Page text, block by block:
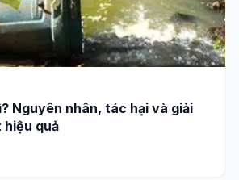
Nguyên nhân, tác hại và giải
hiệu quả